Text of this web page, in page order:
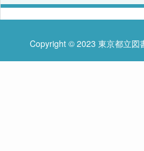
Copyright © 2023 東京都立図